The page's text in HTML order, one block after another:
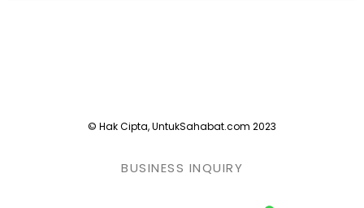
© Hak Cipta, UntukSahabat.com 2023
BUSINESS INQUIRY